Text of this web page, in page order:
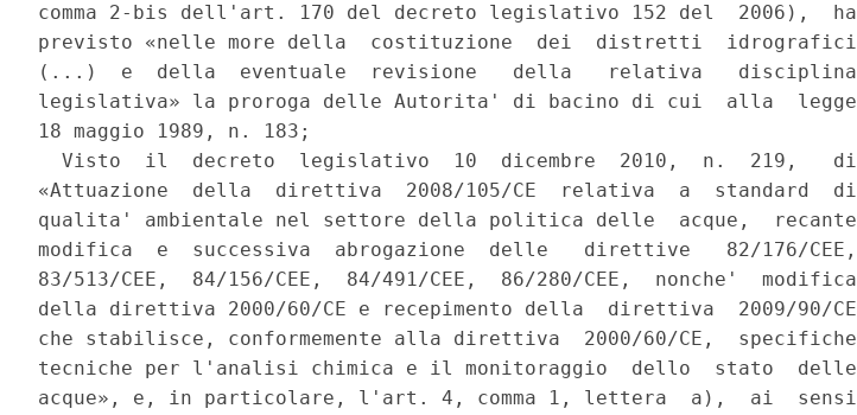
comma 2-bis dell'art. 170 del decreto legislativo 152 del  2006),  ha
previsto «nelle more della  costituzione  dei  distretti  idrografici
(...)  e  della  eventuale  revisione   della   relativa   disciplina
legislativa» la proroga delle Autorita' di bacino di cui  alla  legge
18 maggio 1989, n. 183;
  Visto  il  decreto  legislativo  10  dicembre  2010,  n.  219,   di
«Attuazione  della  direttiva  2008/105/CE  relativa  a  standard  di
qualita' ambientale nel settore della politica delle  acque,  recante
modifica  e  successiva  abrogazione  delle   direttive   82/176/CEE,
83/513/CEE,  84/156/CEE,  84/491/CEE,  86/280/CEE,  nonche'  modifica
della direttiva 2000/60/CE e recepimento della  direttiva  2009/90/CE
che stabilisce, conformemente alla direttiva  2000/60/CE,  specifiche
tecniche per l'analisi chimica e il monitoraggio  dello  stato  delle
acque», e, in particolare, l'art. 4, comma 1, lettera  a),  ai  sensi